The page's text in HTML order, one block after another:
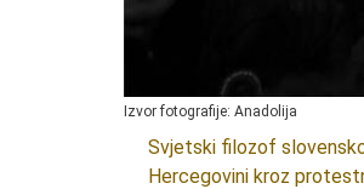
Izvor fotografije: Anadolija
Svjetski filozof
Hercegovini kroz